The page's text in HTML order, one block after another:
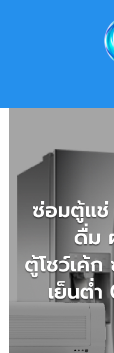
ซ่อมตู้แช่
ดื่ม
ตู้โชว์เค้ก
เย็นต่ำ